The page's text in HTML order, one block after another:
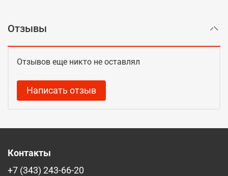
Отзывы
Отзывов еще никто не оставлял
Написать отзыв
Контакты
+7 (343) 243-66-20